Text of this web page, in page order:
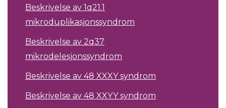
Beskrivelse av 1q21.1
mikroduplikasjonssyndrom
Beskrivelse av 2q37
mikrodelesjonssyndrom
Beskrivelse av 48 XXXY syndrom
Beskrivelse av 48 XXYY syndrom